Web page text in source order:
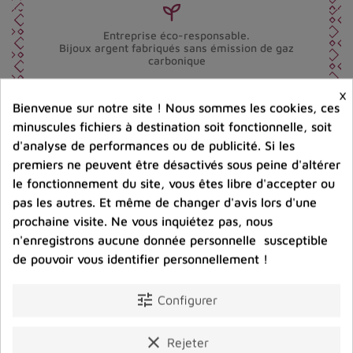
Entreprise éco-responsable.
Bijoux argent fabriqués sans émission de gaz
carbonique
Partager :
Description Détails du produit Avis clients
×
Bienvenue sur notre site ! Nous sommes les cookies, ces
minuscules fichiers à destination soit fonctionnelle, soit
d'analyse de performances ou de publicité. Si les
premiers ne peuvent être désactivés sous peine d'altérer
le fonctionnement du site, vous êtes libre d'accepter ou
pas les autres. Et même de changer d'avis lors d'une
prochaine visite. Ne vous inquiétez pas, nous
n'enregistrons aucune donnée personnelle susceptible
de pouvoir vous identifier personnellement !
tune Configurer
clear Rejeter